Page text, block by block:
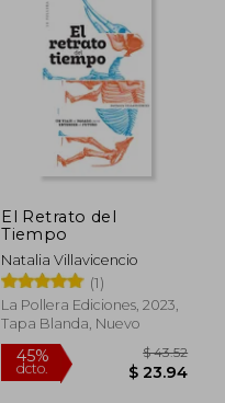
45%
dcto.
El Retrato del
Tiempo
Natalia Villavicencio
(1)
La Pollera Ediciones, 2023,
Tapa Blanda, Nuevo